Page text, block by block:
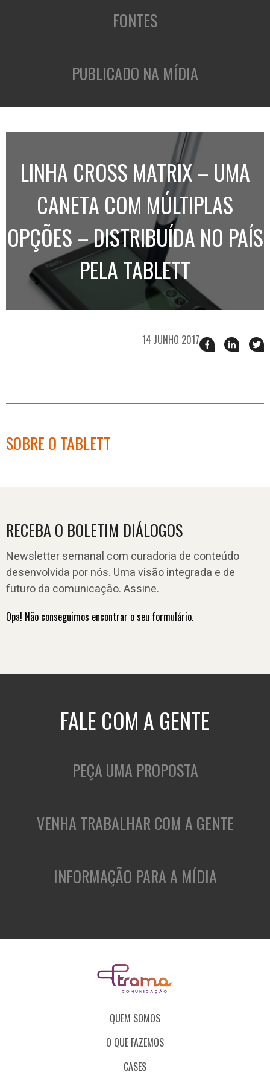
FONTES
PUBLICADO NA MÍDIA
LINHA CROSS MATRIX – UMA
CANETA COM MÚLTIPLAS
OPÇÕES – DISTRIBUÍDA NO PAÍS
PELA TABLETT
14 JUNHO 2017 Compartilhar
esse
no
esse
no
SOBRE O TABLETT
RECEBA O BOLETIM DIÁLOGOS
Newsletter semanal com curadoria de conteúdo
desenvolvida por nós. Uma visão integrada e de
futuro da comunicação. Assine.
Opa! Não conseguimos encontrar o seu formulário.
FALE COM A GENTE
PEÇA UMA PROPOSTA
VENHA TRABALHAR COM A GENTE
INFORMAÇÃO PARA A MÍDIA
QUEM SOMOS
O QUE FAZEMOS
CASES